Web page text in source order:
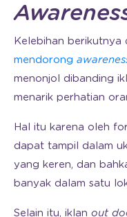
Kelebihan berikutnya
mendorong
menonjol dibanding
menarik perhatian
Hal itu karena oleh
dapat tampil dalam
yang keren, dan
banyak dalam satu
Selain itu, iklan out